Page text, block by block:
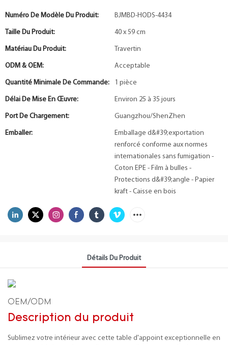
Numéro De Modèle Du Produit: BJMBD-HODS-4434
Taille Du Produit: 40 x 59 cm
Matériau Du Produit: Travertin
ODM & OEM: Acceptable
Quantité Minimale De Commande: 1 pièce
Délai De Mise En Œuvre: Environ 25 à 35 jours
Port De Chargement: Guangzhou/ShenZhen
Emballer:
Emballage d&#39;exportation
renforcé conforme aux normes
internationales sans fumigation -
Coton EPE - Film à bulles -
Protections d&#39;angle - Papier
kraft - Caisse en bois
Détails Du Produit
OEM/ODM
Description du produit
Sublimez votre intérieur avec cette table d'appoint exceptionnelle en